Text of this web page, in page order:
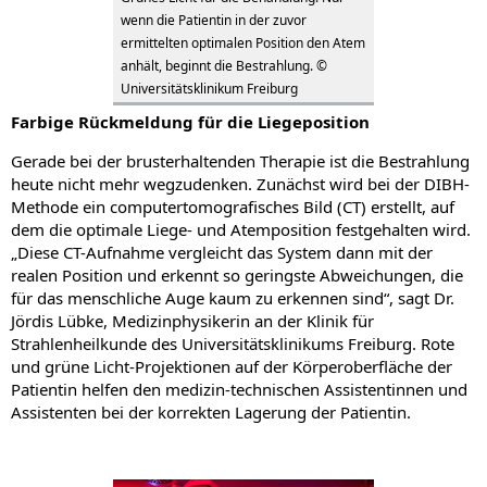
wenn die Patientin in der zuvor
ermittelten optimalen Position den Atem
anhält, beginnt die Bestrahlung. ©
Universitätsklinikum Freiburg
Farbige Rückmeldung für die Liegeposition
Gerade bei der brusterhaltenden Therapie ist die Bestrahlung
heute nicht mehr wegzudenken. Zunächst wird bei der DIBH-
Methode ein computertomografisches Bild (CT) erstellt, auf
dem die optimale Liege- und Atemposition festgehalten wird.
„Diese CT-Aufnahme vergleicht das System dann mit der
realen Position und erkennt so geringste Abweichungen, die
für das menschliche Auge kaum zu erkennen sind“, sagt Dr.
Jördis Lübke, Medizinphysikerin an der Klinik für
Strahlenheilkunde des Universitätsklinikums Freiburg. Rote
und grüne Licht-Projektionen auf der Körperoberfläche der
Patientin helfen den medizin-technischen Assistentinnen und
Assistenten bei der korrekten Lagerung der Patientin.